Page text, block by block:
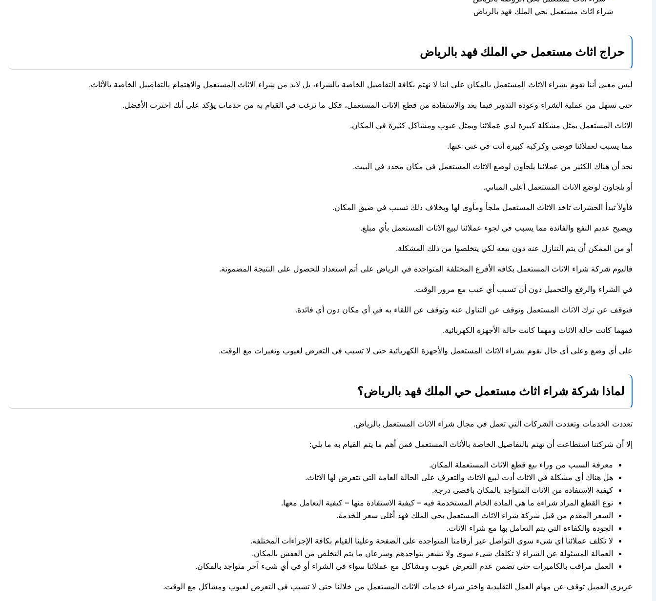
شراء اثاث مستعمل بحي الملك فهد بالرياض
حراج اثاث مستعمل حي الملك فهد بالرياض
ليس معنى أننا نقوم بشراء الاثاث المستعمل بالمكان على اننا لا نهتم بكافة التفاصيل الخاصة بالشراء، بل لابد من شراء الاثاث المستعمل والاهتمام بالتفاصيل الخاصة بالأثاث.
حتى تسهل من عملية الشراء وعودة التدوير فيما بعد والاستفادة من قطع الاثاث المستعمل، فكل ما ترغب في القيام به من خدمات يؤكد على أنك اخترت الأفضل.
الاثاث المستعمل يمثل مشكلة كبيرة لدي عملائنا ويمثل عيوب ومشاكل كثيرة في المكان.
مما يسبب لعملائنا فوضى وكركبة كبيرة أنت في غنى عنها.
نجد أن هناك الكثير من عملائنا يلجأون لوضع الاثاث المستعمل في مكان محدد في البيت.
أو يلجاون لوضع الاثاث المستعمل أعلى المباني.
فأولاً تبدأ الحشرات تاخذ الاثاث المستعمل ملجأ ومأوى لها وبخلاف ذلك تسبب في ضيق المكان.
ويصبح عديم النفع والفائدة مما يسبب في لجوء عملائنا لبيع الاثاث المستعمل بأي مبلغ.
أو من الممكن أن يتم التنازل عنه دون بيعه لكي يتخلصوا من ذلك المشكلة.
فاليوم شركة شراء الاثاث المستعمل بكافة الأفرع المختلفة المتواجدة في الرياض على أتم استعداد للحصول على النتيجة المضمونة.
في الشراء والرفع والتحميل دون أن تسبب أي عيب مع مرور الوقت.
فتوقف عن ترك الاثاث المستعمل وتوقف عن التناول عنه وتوقف عن اللقاء به في أي مكان دون أي فائدة.
فمهما كانت حالة الاثاث ومهما كانت حالة الأجهزة الكهربائية.
على أي وضع وعلى أي حال نقوم بشراء الاثاث المستعمل والأجهزة الكهربائية حتى لا تسبب في التعرض لعيوب وتغيرات مع الوقت.
لماذا شركة شراء اثاث مستعمل حي الملك فهد بالرياض؟
تعددت الخدمات وتعددت الشركات التي تعمل في مجال شراء الاثاث المستعمل بالرياض.
إلا أن شركتنا استطاعت أن تهتم بالتفاصيل الخاصة بالأثاث المستعمل فمن أهم ما يتم القيام به ما يلي:
معرفة السبب من وراء بيع قطع الاثاث المستعملة المكان.
هل هناك أي مشكلة في الاثاث أدت لبيع الاثاث والتعرف على الحالة العامة التي تتعرض لها الاثاث.
كيفية الاستفادة من الاثاث المتواجد بالمكان باقصى درجة.
نوع القطع المراد شراءه ما هي المادة الخام المستخدمة فيه – كيفية الاستفادة منها – كيفية التعامل معها.
السعر المقدم من قبل شركة شراء الاثاث المستعمل بحي الملك فهد أغلى سعر للخدمة.
الجودة والكفاءة التي يتم التعامل بها مع شراء الاثاث.
لا نكلف عملائنا أي شىء سوى التواصل عبر أرقامنا المتواجدة على الصفحة وعلينا القيام بكافة الإجراءات المختلفة.
العمالة المسئولة عن الشراء لا تكلفك شىء سوى ولا تشعر بتواجدهم وسرعان ما يتم التخلص من العفش بالمكان.
العمل مراقب بالكاميرات حتى تضمن عدم التعرض عيوب ومشاكل مع عملائنا سواء في الشراء أو في أي شىء آخر متواجد بالمكان.
عزيزي العميل توقف عن مهام العمل التقليدية واختر شراء خدمات الاثاث المستعمل من خلالنا حتى لا تسبب في التعرض لعيوب ومشاكل مع الوقت.